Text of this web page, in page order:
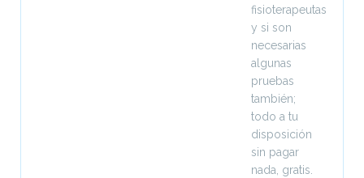
fisioterapeutas
y si son
necesarias
algunas
pruebas
también;
todo a tu
disposición
sin pagar
nada, gratis.